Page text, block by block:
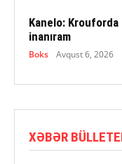
Kanelo: Krouforda
inanıram
Boks Avqust 6, 2026
XƏBƏR